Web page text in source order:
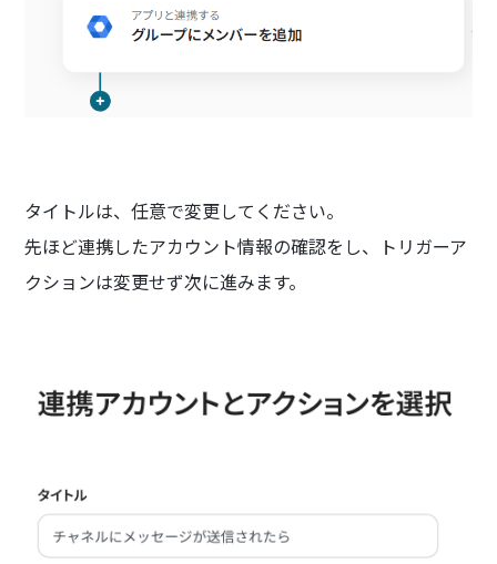
タイトルは、任意で変更してください。
先ほど連携したアカウント情報の確認をし、トリガーア
クションは変更せず次に進みます。